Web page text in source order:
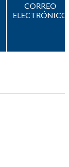
CORREO
ELECTRÓNICO